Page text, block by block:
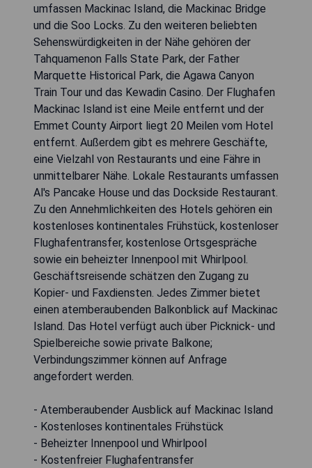
umfassen Mackinac Island, die Mackinac Bridge
und die Soo Locks. Zu den weiteren beliebten
Sehenswürdigkeiten in der Nähe gehören der
Tahquamenon Falls State Park, der Father
Marquette Historical Park, die Agawa Canyon
Train Tour und das Kewadin Casino. Der Flughafen
Mackinac Island ist eine Meile entfernt und der
Emmet County Airport liegt 20 Meilen vom Hotel
entfernt. Außerdem gibt es mehrere Geschäfte,
eine Vielzahl von Restaurants und eine Fähre in
unmittelbarer Nähe. Lokale Restaurants umfassen
Al's Pancake House und das Dockside Restaurant.
Zu den Annehmlichkeiten des Hotels gehören ein
kostenloses kontinentales Frühstück, kostenloser
Flughafentransfer, kostenlose Ortsgespräche
sowie ein beheizter Innenpool mit Whirlpool.
Geschäftsreisende schätzen den Zugang zu
Kopier- und Faxdiensten. Jedes Zimmer bietet
einen atemberaubenden Balkonblick auf Mackinac
Island. Das Hotel verfügt auch über Picknick- und
Spielbereiche sowie private Balkone;
Verbindungszimmer können auf Anfrage
angefordert werden.
- Atemberaubender Ausblick auf Mackinac Island
- Kostenloses kontinentales Frühstück
- Beheizter Innenpool und Whirlpool
- Kostenfreier Flughafentransfer